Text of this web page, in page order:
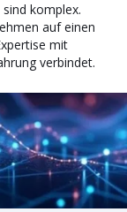
komplex.
auf einen
mit
verbindet.